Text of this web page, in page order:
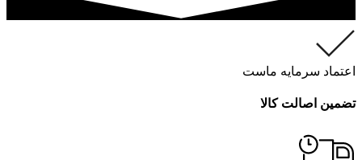
اعتماد سرمایه ماست
تضمین اصالت کالا